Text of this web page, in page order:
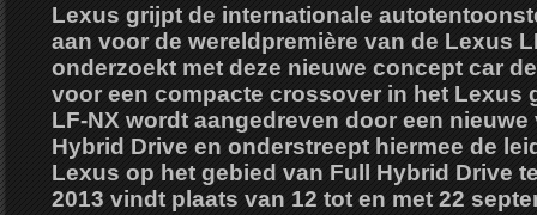
Lexus grijpt de internationale
aan voor de wereldpremière van de Lexus
onderzoekt met deze nieuwe concept car
voor een compacte crossover in het Lexus
LF-NX wordt aangedreven door een
Hybrid Drive en onderstreept hiermee de
Lexus op het gebied van Full Hybrid Drive
2013 vindt plaats van 12 tot en met 22